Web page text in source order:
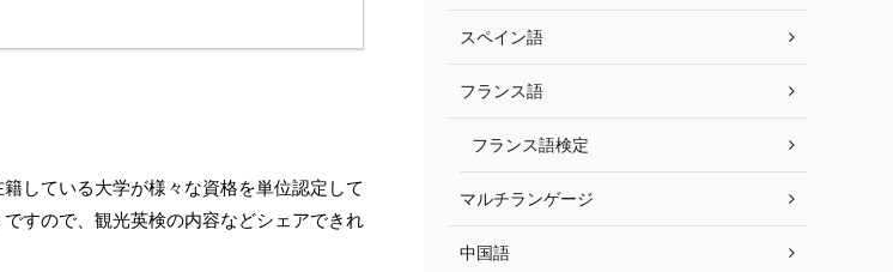
している大学が様々な資格を単位認定して
すので、観光英検の内容などシェアできれ
スペイン語
フランス語
フランス語検定
マルチランゲージ
中国語